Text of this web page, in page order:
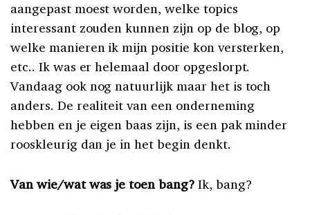
aangepast moest worden, welke topics
interessant zouden kunnen zijn op de blog, op
welke manieren ik mijn positie kon versterken,
etc.. Ik was er helemaal door opgeslorpt.
Vandaag ook nog natuurlijk maar het is toch
anders. De realiteit van een onderneming
hebben en je eigen baas zijn, is een pak minder
rooskleurig dan je in het begin denkt.
Van wie/wat was je toen bang?Ik, bang?